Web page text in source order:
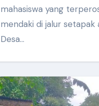
mahasiswa yang
mendaki di jalur setapak
Desa…